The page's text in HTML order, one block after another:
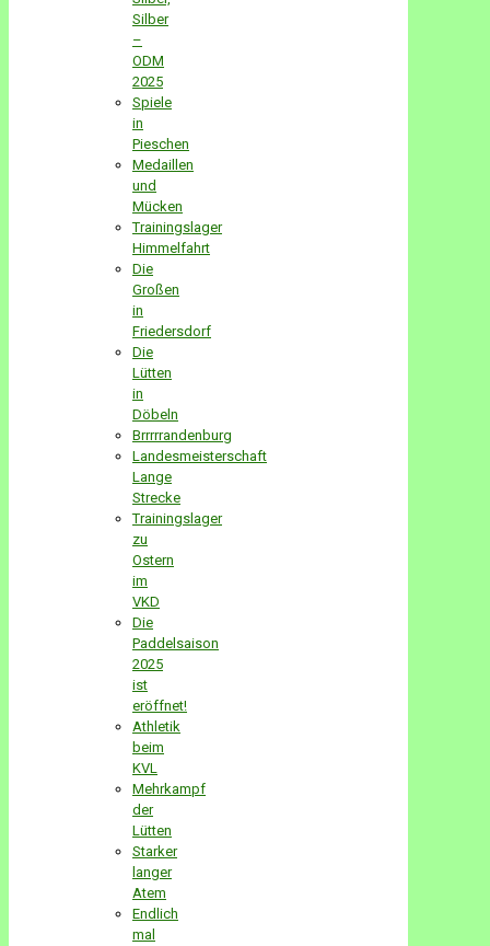
Silber
–
ODM
2025
Spiele
in
Pieschen
Medaillen
und
Mücken
Trainingslager
Himmelfahrt
Die
Großen
in
Friedersdorf
Die
Lütten
in
Döbeln
Brrrrrandenburg
Landesmeisterschaft
Lange
Strecke
Trainingslager
zu
Ostern
im
VKD
Die
Paddelsaison
2025
ist
eröffnet!
Athletik
beim
KVL
Mehrkampf
der
Lütten
Starker
langer
Atem
Endlich
mal